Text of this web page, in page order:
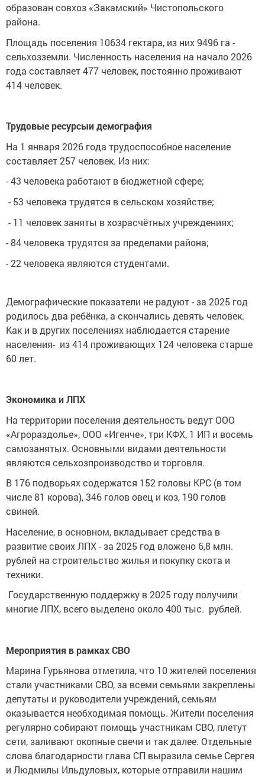
образован совхоз «Закамский» Чистопольского
района.
Площадь поселения 10634 гектара, из них 9496 га -
сельхозземли. Численность населения на начало 2026
года составляет 477 человек, постоянно проживают
414 человек.
Трудовые ресурсыи демография
На 1 января 2026 года трудоспособное население
составляет 257 человек. Из них:
- 43 человека работают в бюджетной сфере;
- 53 человека трудятся в сельском хозяйстве;
- 11 человек заняты в хозрасчётных учреждениях;
- 84 человека трудятся за пределами района;
- 22 человека являются студентами.
Демографические показатели не радуют - за 2025 год
родилось два ребёнка, а скончались девять человек.
Как и в других поселениях наблюдается старение
населения- из 414 проживающих 124 человека старше
60 лет.
Экономика и ЛПХ
На территории поселения деятельность ведут ООО
«Агрораздолье», ООО «Игенче», три КФХ, 1 ИП и восемь
самозанятых. Основными видами деятельности
являются сельхозпроизводство и торговля.
В 176 подворьях содержатся 152 головы КРС (в том
числе 81 корова), 346 голов овец и коз, 190 голов
свиней.
Население, в основном, вкладывает средства в
развитие своих ЛПХ - за 2025 год вложено 6,8 млн.
рублей на строительство жилья и покупку скота и
техники.
Государственную поддержку в 2025 году получили
многие ЛПХ, всего выделено около 400 тыс. рублей.
Мероприятия в рамках СВО
Марина Гурьянова отметила, что 10 жителей поселения
стали участниками СВО, за всеми семьями закреплены
депутаты и руководители учреждений, семьям
оказывается необходимая помощь. Жители поселения
регулярно собирают помощь участникам СВО, плетут
сети, заливают окопные свечи и так далее. Отдельные
слова благодарности глава СП выразила семье Сергея
и Людмилы Ильдуловых, которые отправили нашим